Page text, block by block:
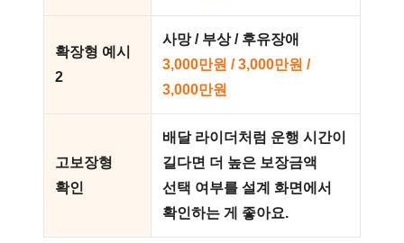
확장형 예시
2
사망 / 부상 / 후유장애
3,000만원 / 3,000만원 /
3,000만원
고보장형
확인
배달 라이더처럼 운행 시간이
길다면 더 높은 보장금액
선택 여부를 설계 화면에서
확인하는 게 좋아요.